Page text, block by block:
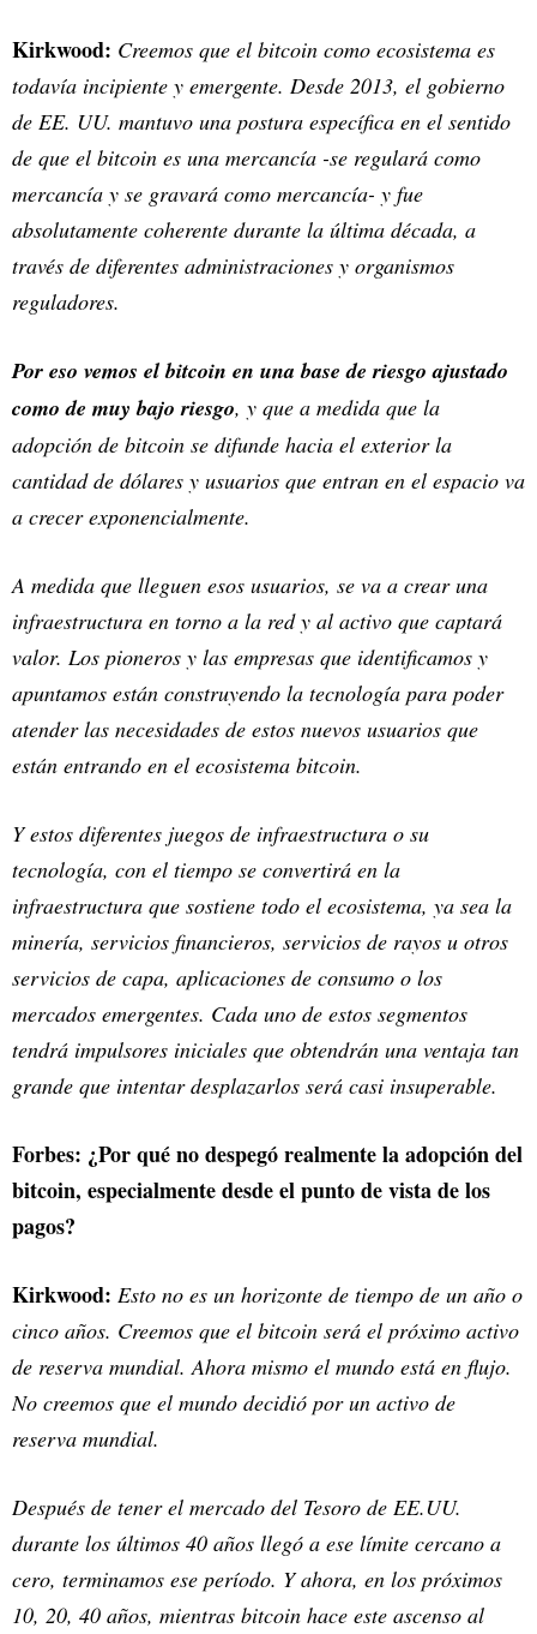
Kirkwood: Creemos que el bitcoin como ecosistema es
todavía incipiente y emergente. Desde 2013, el gobierno
de EE. UU. mantuvo una postura específica en el sentido
de que el bitcoin es una mercancía -se regulará como
mercancía y se gravará como mercancía- y fue
absolutamente coherente durante la última década, a
través de diferentes administraciones y organismos
reguladores.
Por eso vemos el bitcoin en una base de riesgo ajustado
como de muy bajo riesgo, y que a medida que la
adopción de bitcoin se difunde hacia el exterior la
cantidad de dólares y usuarios que entran en el espacio va
a crecer exponencialmente.
A medida que lleguen esos usuarios, se va a crear una
infraestructura en torno a la red y al activo que captará
valor. Los pioneros y las empresas que identificamos y
apuntamos están construyendo la tecnología para poder
atender las necesidades de estos nuevos usuarios que
están entrando en el ecosistema bitcoin.
Y estos diferentes juegos de infraestructura o su
tecnología, con el tiempo se convertirá en la
infraestructura que sostiene todo el ecosistema, ya sea la
minería, servicios financieros, servicios de rayos u otros
servicios de capa, aplicaciones de consumo o los
mercados emergentes. Cada uno de estos segmentos
tendrá impulsores iniciales que obtendrán una ventaja tan
grande que intentar desplazarlos será casi insuperable.
Forbes: ¿Por qué no despegó realmente la adopción del
bitcoin, especialmente desde el punto de vista de los
pagos?
Kirkwood: Esto no es un horizonte de tiempo de un año o
cinco años. Creemos que el bitcoin será el próximo activo
de reserva mundial. Ahora mismo el mundo está en flujo.
No creemos que el mundo decidió por un activo de
reserva mundial.
Después de tener el mercado del Tesoro de EE.UU.
durante los últimos 40 años llegó a ese límite cercano a
cero, terminamos ese período. Y ahora, en los próximos
10, 20, 40 años, mientras bitcoin hace este ascenso al